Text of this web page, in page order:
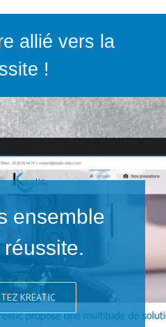
allié vers la
!
ensemble
KREATIC